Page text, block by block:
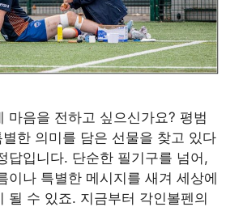
마음을 전하고 싶으신가요? 평범
한 의미를 담은 선물을 찾고 있다
답입니다. 단순한 필기구를 넘어,
이나 특별한 메시지를 새겨 세상에
될 수 있죠. 지금부터 각인볼펜의